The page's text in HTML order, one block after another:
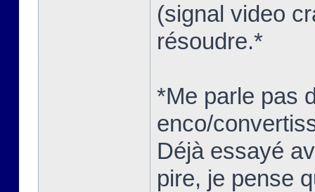
(signal video
résoudre.*
*Me parle pas
enco/
Déjà essayé
pire, je pense